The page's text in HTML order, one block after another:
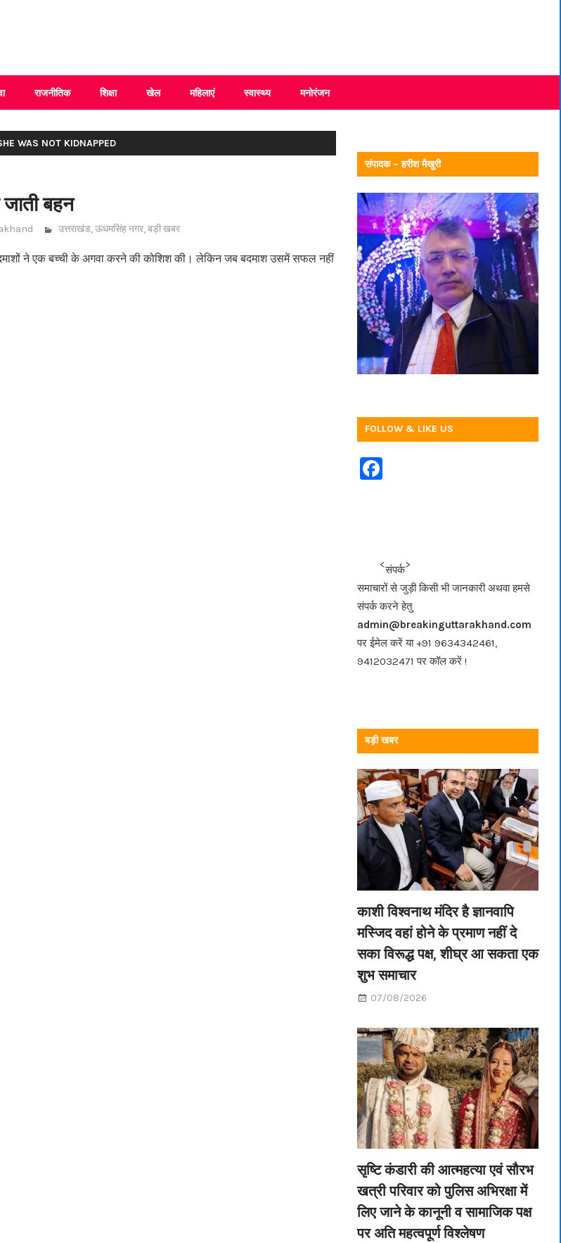
राजनीतिक शिक्षा खेल महिलाएं स्वास्थ्य मनोरंजन
WAS NOT KIDNAPPED
जाती बहन
उत्तराखंड,ऊधमसिंह नगर,बड़ी खबर
ने एक बच्ची के अगवा करने की कोशिश की। लेकिन जब बदमाश उसमें सफल नहीं
संपादक – हरीश मैखुरी
FOLLOW & LIKE US
F
b
o
o
k
संपर्क
समाचारों से जुड़ी किसी भी जानकारी अथवा हमसे
संपर्क करने हेतु
admin@breakinguttarakhand.com
पर ईमेल करें या +91 9634342461,
9412032471 पर कॉल करें !
बड़ी खबर
काशी विश्वनाथ मंदिर है ज्ञानवापि
मस्जिद वहां होने के प्रमाण नहीं दे
सका विरूद्ध पक्ष, शीघ्र आ सकता एक
शुभ समाचार
07/08/2026
सृष्टि कंडारी की आत्महत्या एवं सौरभ
खत्री परिवार को पुलिस अभिरक्षा में
लिए जाने के कानूनी व सामाजिक पक्ष
पर अति महत्वपूर्ण विश्लेषण